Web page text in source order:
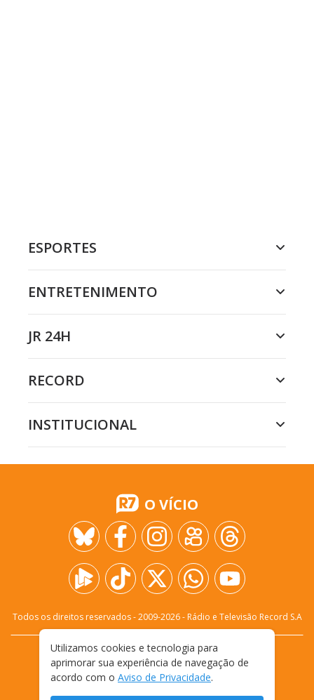
ESPORTES
ENTRETENIMENTO
JR 24H
RECORD
INSTITUCIONAL
O VÍCIO
Todos os direitos reservados - 2009-2026- Rádio e Televisão Record S.A
FALE CONOSCO
PRIVACIDADE
TERMOS E CONDIÇÕES DE USO
Utilizamos cookies e tecnologia para
aprimorar sua experiência de navegação de
acordo com o Aviso de Privacidade.